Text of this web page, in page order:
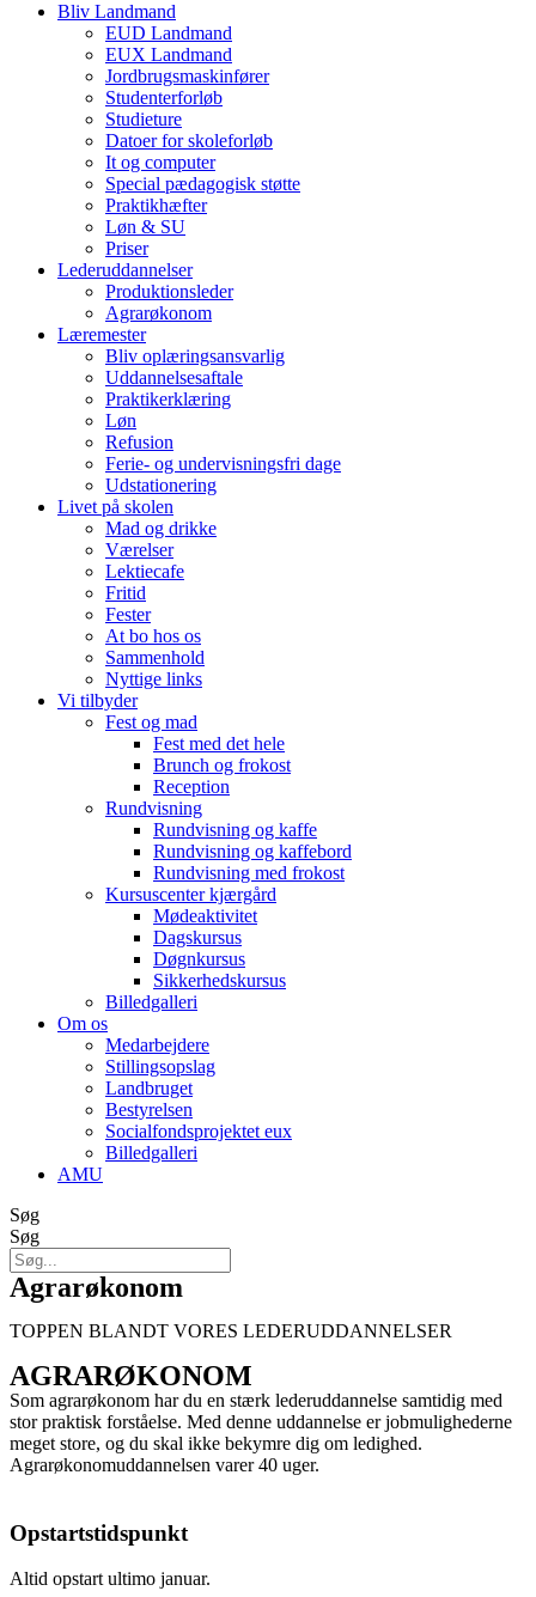
Bliv Landmand
EUD Landmand
EUX Landmand
Jordbrugsmaskinfører
Studenterforløb
Studieture
Datoer for skoleforløb
It og computer
Special pædagogisk støtte
Praktikhæfter
Løn & SU
Priser
Lederuddannelser
Produktionsleder
Agrarøkonom
Læremester
Bliv oplæringsansvarlig
Uddannelsesaftale
Praktikerklæring
Løn
Refusion
Ferie- og undervisningsfri dage
Udstationering
Livet på skolen
Mad og drikke
Værelser
Lektiecafe
Fritid
Fester
At bo hos os
Sammenhold
Nyttige links
Vi tilbyder
Fest og mad
Fest med det hele
Brunch og frokost
Reception
Rundvisning
Rundvisning og kaffe
Rundvisning og kaffebord
Rundvisning med frokost
Kursuscenter kjærgård
Mødeaktivitet
Dagskursus
Døgnkursus
Sikkerhedskursus
Billedgalleri
Om os
Medarbejdere
Stillingsopslag
Landbruget
Bestyrelsen
Socialfondsprojektet eux
Billedgalleri
AMU
Søg
Søg
Agrarøkonom
TOPPEN BLANDT VORES LEDERUDDANNELSER
AGRARØKONOM
Som agrarøkonom har du en stærk lederuddannelse samtidig med
stor praktisk forståelse. Med denne uddannelse er jobmulighederne
meget store, og du skal ikke bekymre dig om ledighed.
Agrarøkonomuddannelsen varer 40 uger.
Opstartstidspunkt
Altid opstart ultimo januar.